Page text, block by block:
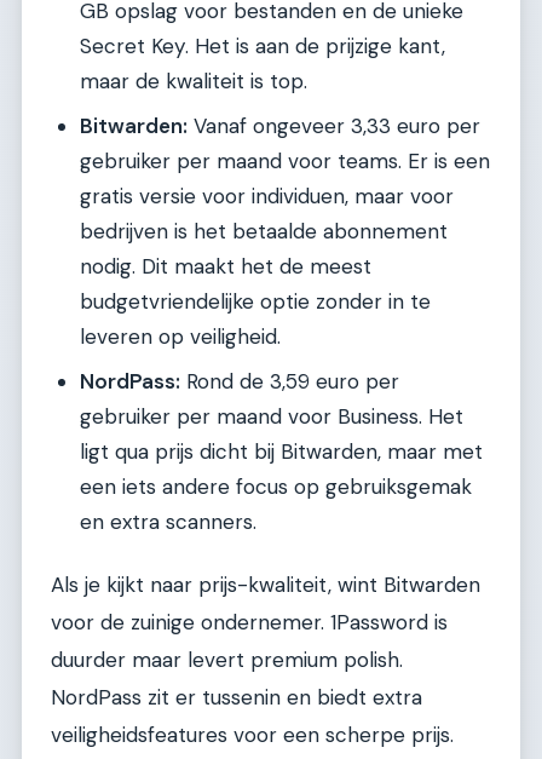
GB opslag voor bestanden en de unieke
Secret Key. Het is aan de prijzige kant,
maar de kwaliteit is top.
Bitwarden: Vanaf ongeveer 3,33 euro per
gebruiker per maand voor teams. Er is een
gratis versie voor individuen, maar voor
bedrijven is het betaalde abonnement
nodig. Dit maakt het de meest
budgetvriendelijke optie zonder in te
leveren op veiligheid.
NordPass: Rond de 3,59 euro per
gebruiker per maand voor Business. Het
ligt qua prijs dicht bij Bitwarden, maar met
een iets andere focus op gebruiksgemak
en extra scanners.
Als je kijkt naar prijs-kwaliteit, wint Bitwarden
voor de zuinige ondernemer. 1Password is
duurder maar levert premium polish.
NordPass zit er tussenin en biedt extra
veiligheidsfeatures voor een scherpe prijs.